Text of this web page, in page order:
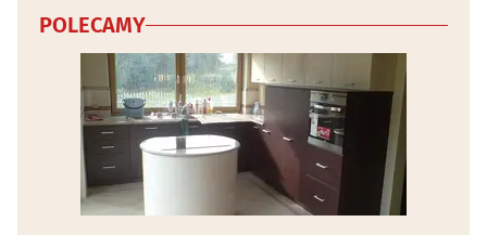
POLECAMY